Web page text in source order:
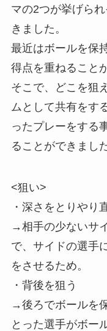
マの2つが挙げら
きました。
最近はボールを保
得点を重ねること
そこで、どこを狙
ムとして共有をす
ったプレーをする
ることができました
<狙い>
・深さをとりやり
→相手の少ないサ
で、サイドの選手
をさせるため。
・背後を狙う
→後ろでボールを
とった選手がボー